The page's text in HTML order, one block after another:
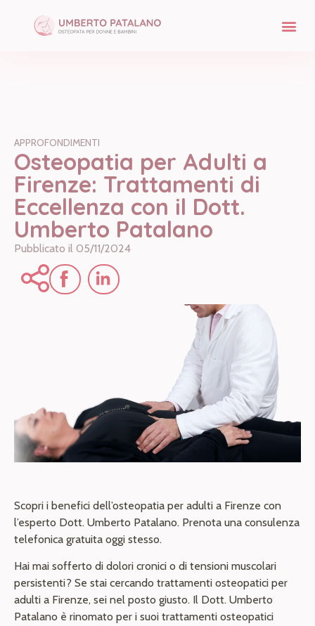
APPROFONDIMENTI
Osteopatia per Adulti a
Firenze: Trattamenti di
Eccellenza con il Dott.
Umberto Patalano
Pubblicato il 05/11/2024
Scopri i benefici dell’osteopatia per adulti a Firenze con
l’esperto Dott. Umberto Patalano. Prenota una consulenza
telefonica gratuita oggi stesso.
Hai mai sofferto di dolori cronici o di tensioni muscolari
persistenti? Se stai cercando trattamenti osteopatici per
adulti a Firenze, sei nel posto giusto. Il Dott. Umberto
Patalano è rinomato per i suoi trattamenti osteopatici